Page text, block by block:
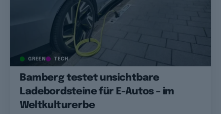
GREEN TECH
Bamberg testet unsichtbare
Ladebordsteine für E-Autos – im
Weltkulturerbe